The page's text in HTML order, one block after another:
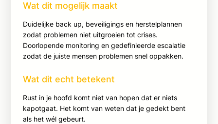
Wat dit mogelijk maakt
Duidelijke back up, beveiligings en herstelplannen
zodat problemen niet uitgroeien tot crises.
Doorlopende monitoring en gedefinieerde escalatie
zodat de juiste mensen problemen snel oppakken.
Wat dit echt betekent
Rust in je hoofd komt niet van hopen dat er niets
kapotgaat. Het komt van weten dat je gedekt bent
als het wél gebeurt.